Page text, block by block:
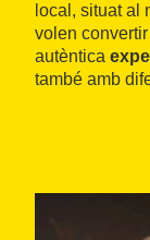
local, situat al
volen
autèntica
també amb
tapes) amb